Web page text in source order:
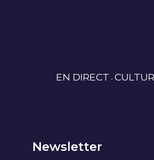
EN DIRECT
Newsletter